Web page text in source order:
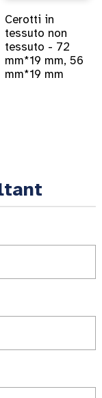
Cerotti in
tessuto non
tessuto - 72
mm*19 mm, 56
mm*19 mm